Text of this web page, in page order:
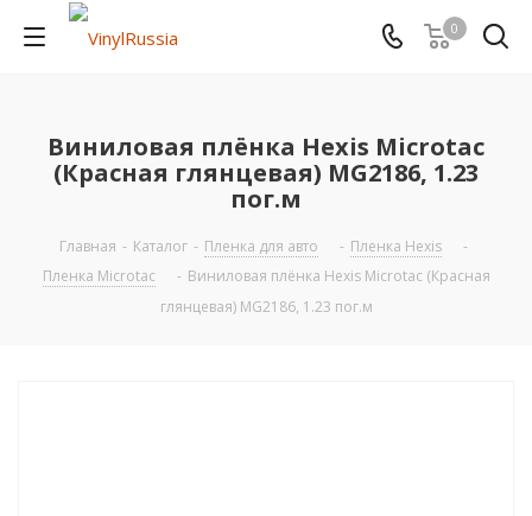
0
Виниловая плёнка Hexis Microtac
(Красная глянцевая) MG2186, 1.23
пог.м
Главная - Каталог - Пленка для авто - Пленка Hexis
-
Пленка Microtac
- Виниловая плёнка Hexis Microtac (Красная
глянцевая) MG2186, 1.23 пог.м